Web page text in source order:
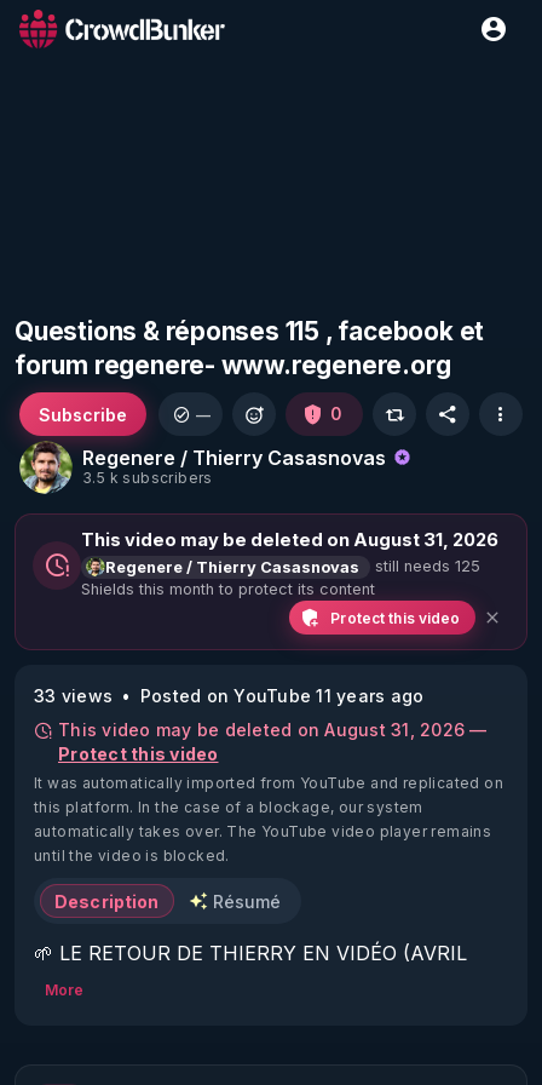
Questions & réponses 115 , facebook et
forum regenere- www.regenere.org
Regenere / Thierry Casasnovas
3.5 k subscribers
Subscribe — 0
This video may be deleted on August 31, 2026
Regenere / Thierry Casasnovas
still needs 125
Shields this month to protect its content
Protect this video
33 views
Posted on YouTube 11 years ago
This video may be deleted on August 31, 2026 —
Protect this video
It was automatically imported from YouTube and replicated on
this platform. In the case of a blockage, our system
automatically takes over. The YouTube video player remains
until the video is blocked.
Description Résumé
🌱 LE RETOUR DE THIERRY EN VIDÉO (AVRIL
2022)!
https://www.rgnr.fr/presentation.html
More